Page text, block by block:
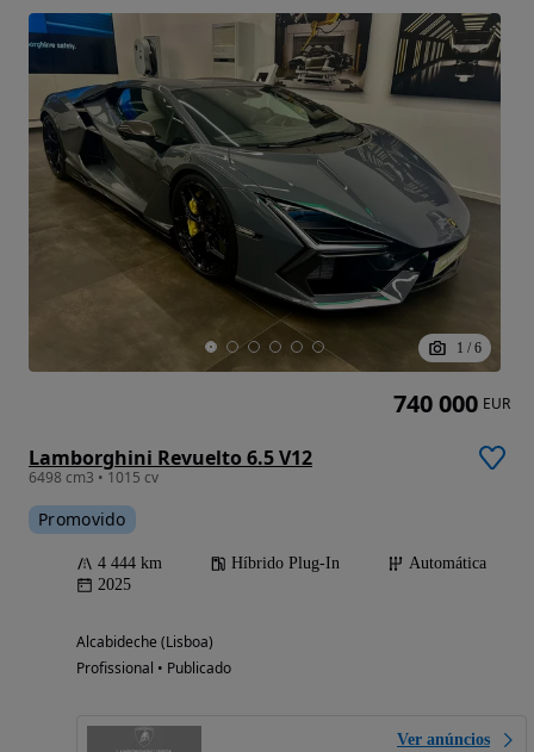
1 / 6
Lamborghini Revuelto 6.5 V12
6498 cm3 • 1015 cv
Promovido
4 444 km Híbrido Plug-In
Automática
2025
Alcabideche (Lisboa)
Profissional • Publicado
Ver anúncios
740 000 EUR